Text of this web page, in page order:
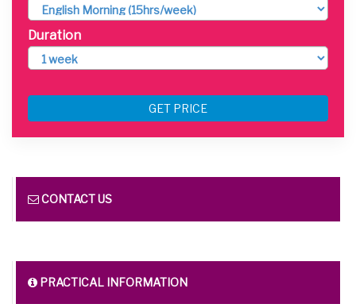
Duration
GET PRICE
CONTACT US
PRACTICAL INFORMATION